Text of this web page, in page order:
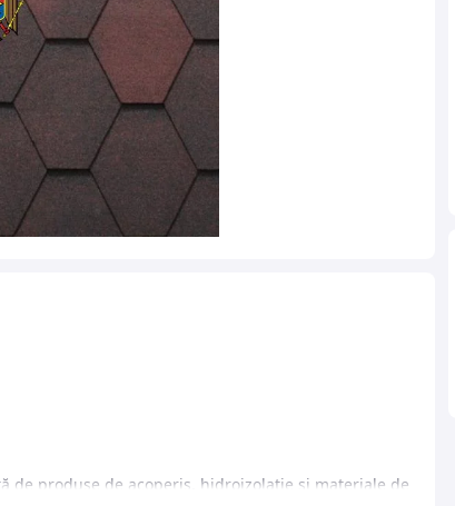
de produse de acoperiş, hidroizolaţie şi materiale de